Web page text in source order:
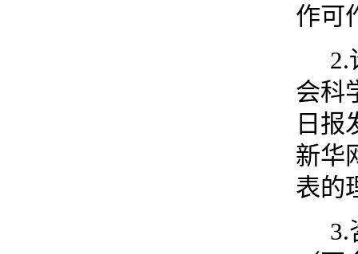
作可
2.
会科
日报
新华
表的
3.